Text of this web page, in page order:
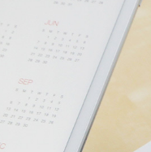
会社概要
びん
びん
ハンドリング技術
トータルソリューション
展示会・内覧会案内